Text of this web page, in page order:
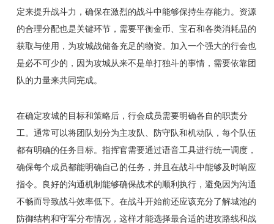
定来提升战斗力，确保在激烈的战斗中能够保持生存能力。资源
的合理分配也是关键环节，需要平衡金币、宝石和各类消耗品的
获取与使用，为攻城战储备充足的物资。加入一个强大的行会也
是必不可少的，因为攻城从来不是单打独斗的事情，需要依靠团
队的力量来共同完成。
在确定攻城的目标和策略后，行会成员需要明确各自的职责分
工。通常可以将团队划分为主攻队、防守队和机动队，每个队伍
都有明确的任务目标。指挥官需要通过语音工具进行统一调度，
确保每个成员都能明确自己的任务，并且在战斗中能够及时响应
指令。良好的沟通机制能够确保战术的顺利执行，避免因为沟通
不畅而导致战斗效率低下。在战斗开始前还应该充分了解城池的
防御结构和守军分布情况，这样才能选择最合适的进攻路线和战